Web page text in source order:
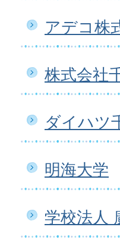
アデコ株
株式会社
ダイハツ
明海大学
学校法人